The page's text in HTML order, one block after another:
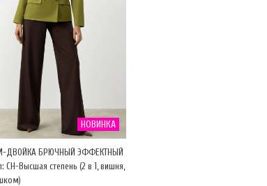
НОВИНКА
ДВОЙКА БРЮЧНЫЙ ЭФФЕКТНЫЙ
CH-Высшая степень (2 в 1, вишня,